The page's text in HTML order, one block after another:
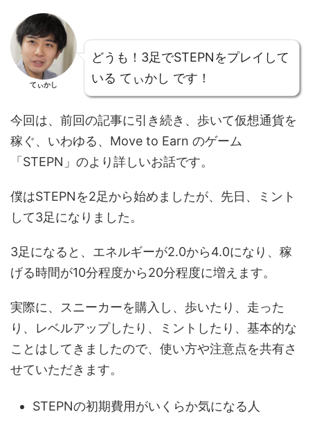
てぃかし
どうも！3足でSTEPNをプレイして
いる てぃかし です！
今回は、前回の記事に引き続き、歩いて仮想通貨を
稼ぐ、いわゆる、Move to Earn のゲーム
「STEPN」のより詳しいお話です。
僕はSTEPNを2足から始めましたが、先日、ミント
して3足になりました。
3足になると、エネルギーが2.0から4.0になり、稼
げる時間が10分程度から20分程度に増えます。
実際に、スニーカーを購入し、歩いたり、走った
り、レベルアップしたり、ミントしたり、基本的な
ことはしてきましたので、使い方や注意点を共有さ
せていただきます。
STEPNの初期費用がいくらか気になる人